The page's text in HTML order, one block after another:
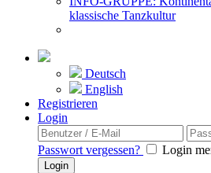
klassische Tanzkultur
Deutsch
English
Registrieren
Login
Passwort vergessen? Login
Login